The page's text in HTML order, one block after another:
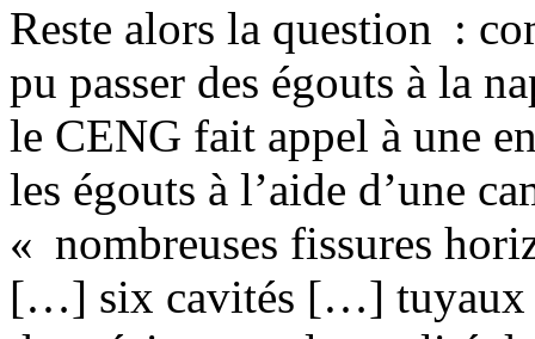
Reste alors la question :
pu passer des égouts à la
le CENG fait appel à une
les égouts à l’aide d’une
« nombreuses fissures
[…] six cavités […] tuyaux